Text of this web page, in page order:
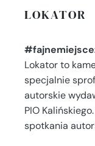
LOKATOR
Lokator to
specjalnie
autorskie
PIO
spotkania